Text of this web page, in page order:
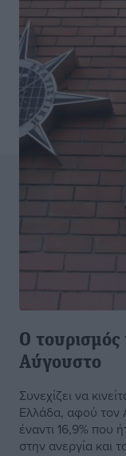
Ο τουρισμός
Αύγουστο
Συνεχίζει να
Ελλάδα, αφού τον
έναντι 16,9% που
στην ανεργία και